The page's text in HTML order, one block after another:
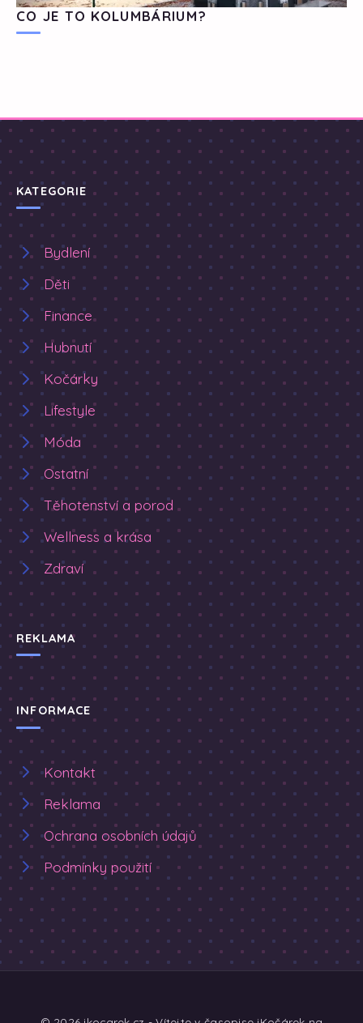
CO JE TO KOLUMBÁRIUM?
KATEGORIE
Bydlení
Děti
Finance
Hubnutí
Kočárky
Lifestyle
Móda
Ostatní
Těhotenství a porod
Wellness a krása
Zdraví
REKLAMA
INFORMACE
Kontakt
Reklama
Ochrana osobních údajů
Podmínky použití